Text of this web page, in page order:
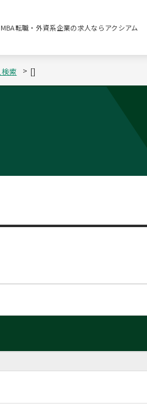
転職・外資系企業の求人ならアクシアム
索 []